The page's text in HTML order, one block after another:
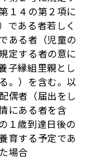
１４の第２項に
である者若しく
ある者（児童の
定する者の意に
子縁組里親とし
。）を含む。以
偶者（届出をし
にある者を含
１歳到達日後の
育する予定であ
場合